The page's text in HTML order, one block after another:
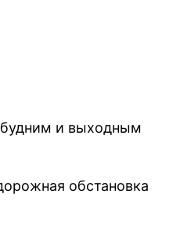
будним и выходным
обстановка